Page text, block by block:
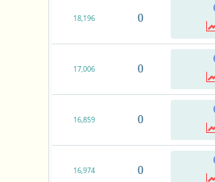
0
18,196
0
17,006
0
16,859
0
16,974